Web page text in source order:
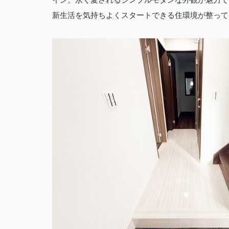
新生活を気持ちよくスタートできる住環境が整っ